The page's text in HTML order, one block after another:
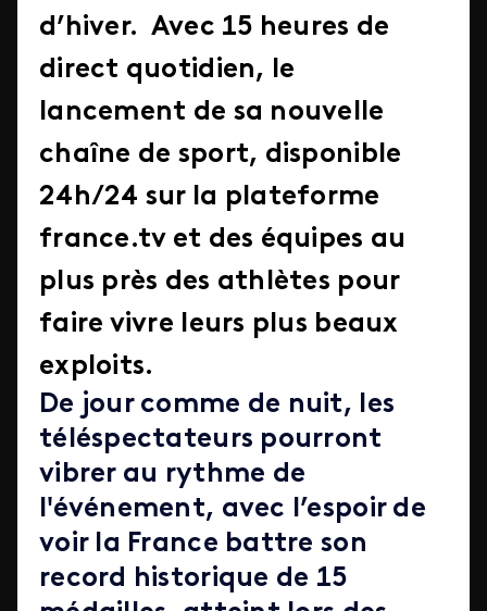
d’hiver. Avec 15 heures de
direct quotidien, le
lancement de sa nouvelle
chaîne de sport, disponible
24h/24 sur la plateforme
france.tv et des équipes au
plus près des athlètes pour
faire vivre leurs plus beaux
exploits.
De jour comme de nuit, les
téléspectateurs pourront
vibrer au rythme de
l'événement, avec l’espoir de
voir la France battre son
record historique de 15